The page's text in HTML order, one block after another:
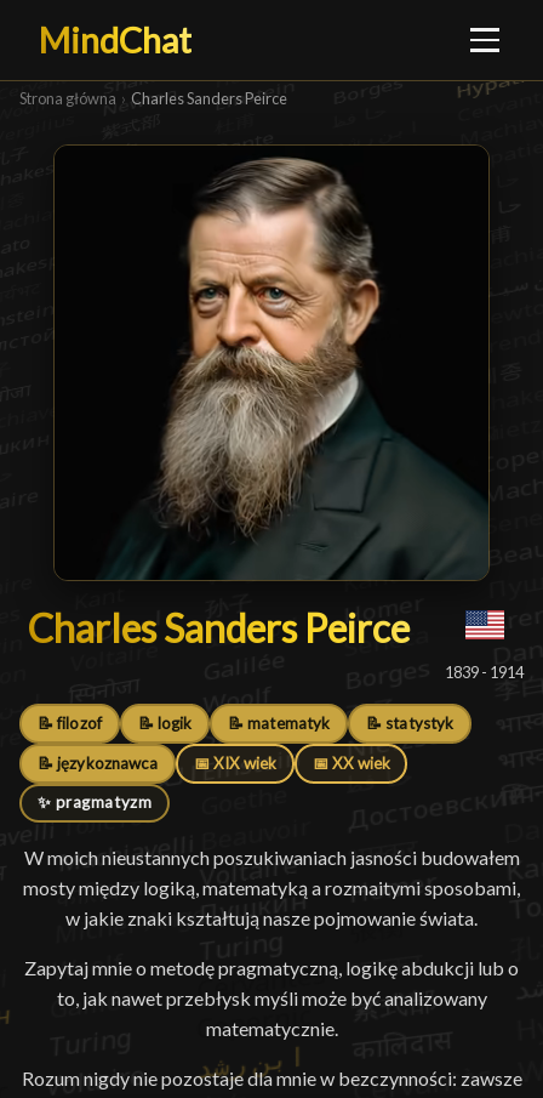
MindChat
Strona główna › Charles Sanders Peirce
Charles Sanders Peirce
Charles Sanders Peirce█
1839 - 1914
📝 filozof 📝 logik 📝 matematyk 📝 statystyk
📝 językoznawca 📅 XIX wiek 📅 XX wiek
✨ pragmatyzm
W moich nieustannych poszukiwaniach jasności budowałem
mosty między logiką, matematyką a rozmaitymi sposobami,
w jakie znaki kształtują nasze pojmowanie świata.
Zapytaj mnie o metodę pragmatyczną, logikę abdukcji lub o
to, jak nawet przebłysk myśli może być analizowany
matematycznie.
Rozum nigdy nie pozostaje dla mnie w bezczynności: zawsze